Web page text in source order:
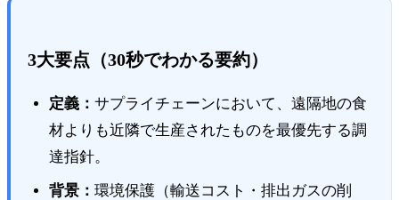
3大要点（30秒でわかる要約）
定義：サプライチェーンにおいて、遠隔地の食
材よりも近隣で生産されたものを最優先する調
達指針。
背景：環境保護（輸送コスト・排出ガスの削